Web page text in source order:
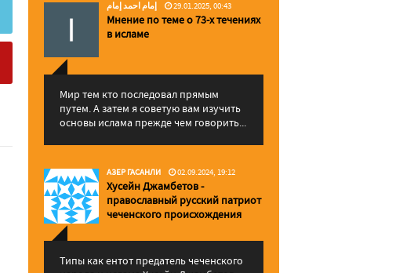
إمام احمد إمام 29.01.2025, 00:43
Мнение по теме о 73-х течениях
в исламе
Мир тем кто последовал прямым
путем. А затем я советую вам изучить
основы ислама прежде чем говорить...
АЗЕР ГАСАНЛИ 02.09.2024, 19:12
Хусейн Джамбетов -
православный русский патриот
чеченского происхождения
Типы как ентот предатель чеченского